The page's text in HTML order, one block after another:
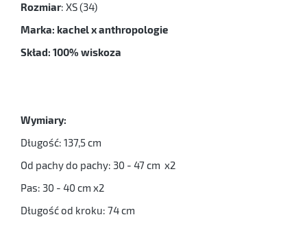
Rozmiar: XS (34)
Marka: kachel x anthropologie
Skład: 100% wiskoza
Wymiary:
Długość: 137,5 cm
Od pachy do pachy: 30 - 47 cm x2
Pas: 30 - 40 cm x2
Długość od kroku: 74 cm